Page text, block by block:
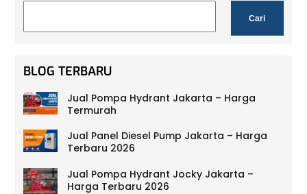
Cari
BLOG TERBARU
Jual Pompa Hydrant Jakarta – Harga
Termurah
Jual Panel Diesel Pump Jakarta – Harga
Terbaru 2026
Jual Pompa Hydrant Jocky Jakarta –
Harga Terbaru 2026